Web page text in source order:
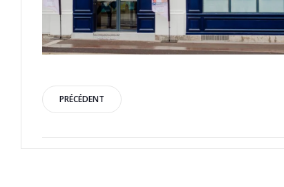
Post
navigation
PRÉCÉDENT